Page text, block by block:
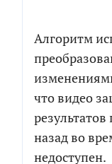
Алгоритм
что видео
назад во
недоступен.